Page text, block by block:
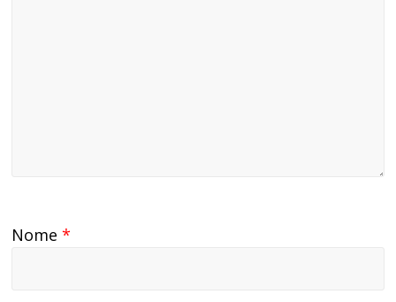
Nome*